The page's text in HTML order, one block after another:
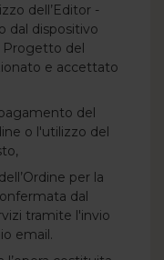
dell’Editor -
dal dispositivo
Progetto del
e accettato
del
o l'utilizzo del
per la
dal
tramite l'invio
email.